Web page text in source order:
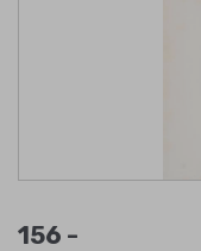
156 -